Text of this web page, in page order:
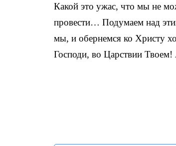
Какой это ужас, что мы не
провести… Подумаем над
мы, и обернемся ко Христу
Господи, во Царствии